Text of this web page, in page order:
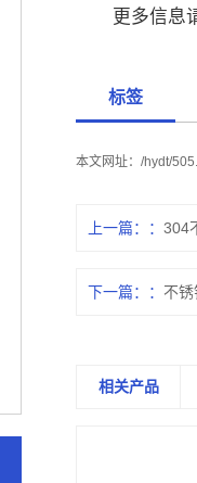
更多信息请
标签
本文网址： /hydt/
上一篇： 304
下一篇： 不
相关产品